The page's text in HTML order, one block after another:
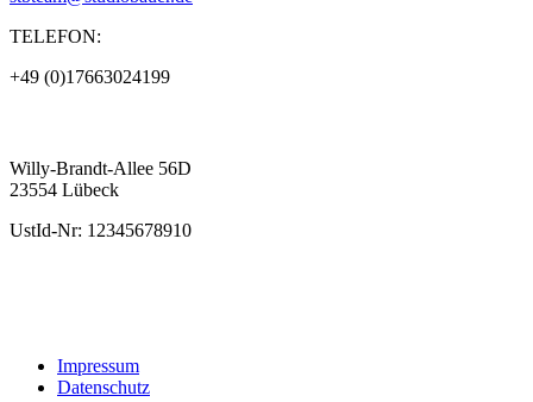
TELEFON:
+49 (0)17663024199
Willy-Brandt-Allee 56D
23554 Lübeck
UstId-Nr: 12345678910
Impressum
Datenschutz